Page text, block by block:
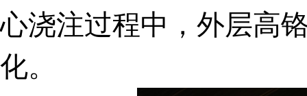
心浇注过程中，外层高
化。